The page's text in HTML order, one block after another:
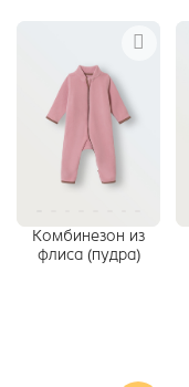
Комбинезон из
флиса (пудра)